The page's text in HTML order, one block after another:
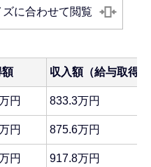
に合わせて閲覧
額 収入額（給与取得
円 833.3万円
円 875.6万円
円 917.8万円